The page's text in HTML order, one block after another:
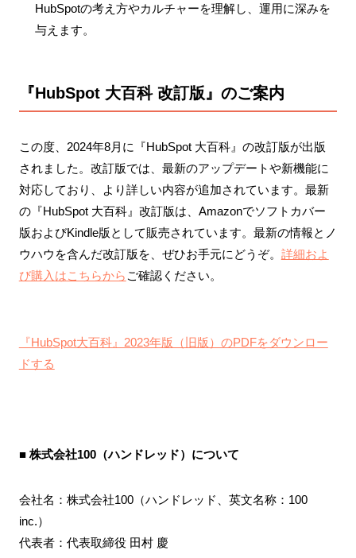
HubSpotの考え方やカルチャーを理解し、運用に深みを
与えます。
『HubSpot 大百科 改訂版』のご案内
この度、2024年8月に『HubSpot 大百科』の改訂版が出版
されました。改訂版では、最新のアップデートや新機能に
対応しており、より詳しい内容が追加されています。最新
の『HubSpot 大百科』改訂版は、Amazonでソフトカバー
版およびKindle版として販売されています。最新の情報とノ
ウハウを含んだ改訂版を、ぜひお手元にどうぞ。 詳細およ
び購入はこちらから ご確認ください。
『HubSpot大百科』2023年版（旧版）のPDFをダウンロー
ドする
■ 株式会社100（ハンドレッド）について
会社名：株式会社100（ハンドレッド、英文名称：100
inc.）
代表者：代表取締役 田村 慶